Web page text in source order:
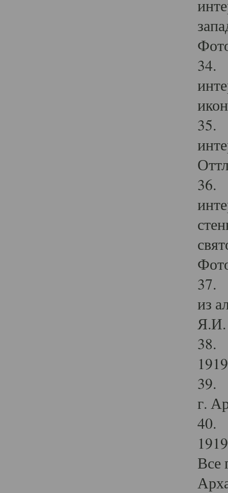
34.
35.
36.
37.
из
Я.И.
38.
39.
г.
40.
Все